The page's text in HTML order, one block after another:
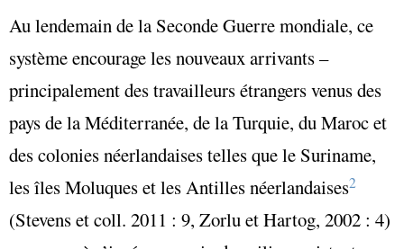
Au lendemain de la Seconde Guerre mondiale, ce
système encourage les nouveaux arrivants –
principalement des travailleurs étrangers venus des
pays de la Méditerranée, de la Turquie, du Maroc et
des colonies néerlandaises telles que le Suriname,
les îles Moluques et les Antilles néerlandaises2
(Stevens et coll. 2011 : 9, Zorlu et Hartog, 2002 : 4)